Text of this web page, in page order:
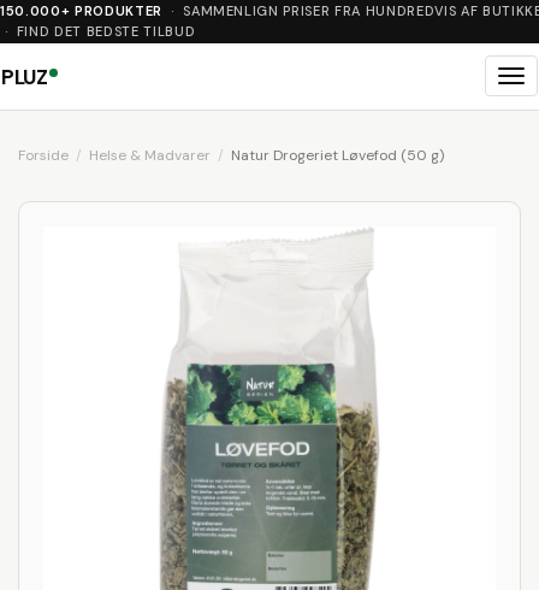
150.000+ PRODUKTER
· SAMMENLIGN PRISER FRA HUNDREDVIS AF
· FIND DET BEDSTE TILBUD
PLUZ
Forside Helse & Madvarer Natur Drogeriet Løvefod (50 g)